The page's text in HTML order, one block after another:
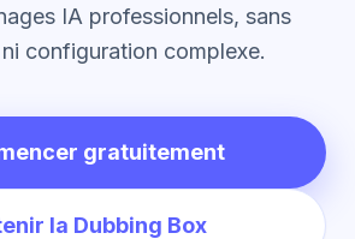
IA professionnels, sans
configuration complexe.
gratuitement
la Dubbing Box